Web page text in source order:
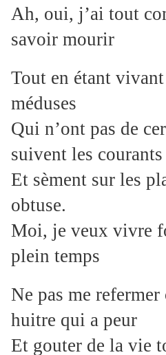
Ah, oui, j’ai tout
savoir mourir
Tout en étant
méduses
Qui n’ont pas de
suivent les courants
Et sèment sur les
obtuse.
Moi, je veux vivre
plein temps
Ne pas me refermer
huitre qui a peur
Et gouter de la vie